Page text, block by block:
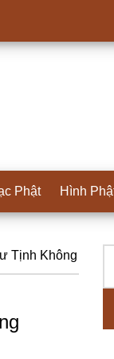
Phật Hình
Tịnh Không